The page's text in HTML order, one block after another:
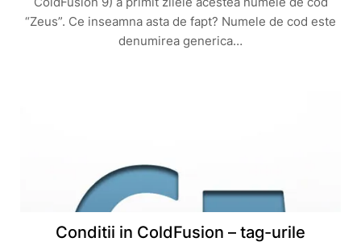
“Zeus”. Ce inseamna asta de fapt? Numele de cod este
denumirea generica…
Conditii in ColdFusion – tag-urile